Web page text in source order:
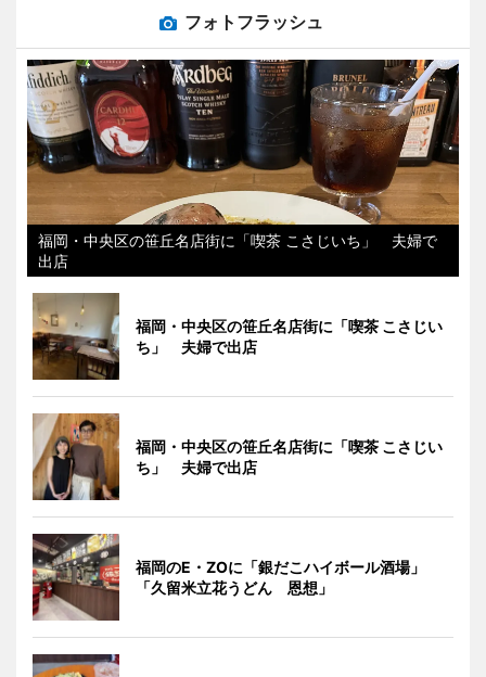
フォトフラッシュ
福岡・中央区の笹丘名店街に「喫茶 こさじいち」 夫婦で
出店
福岡・中央区の笹丘名店街に「喫茶 こさじい
ち」 夫婦で出店
福岡・中央区の笹丘名店街に「喫茶 こさじい
ち」 夫婦で出店
福岡のE・ZOに「銀だこハイボール酒場」
「久留米立花うどん 恩想」